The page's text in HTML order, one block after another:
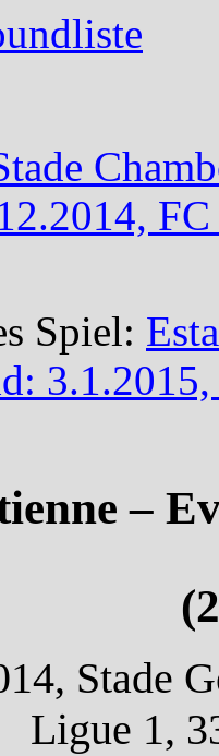
Spiel:
–
Stade
Ligue 1,